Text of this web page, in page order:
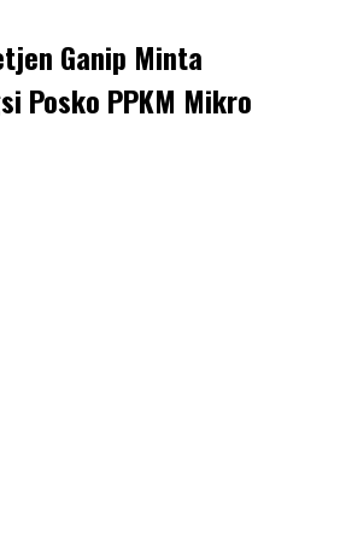
Ganip Minta
Posko PPKM Mikro